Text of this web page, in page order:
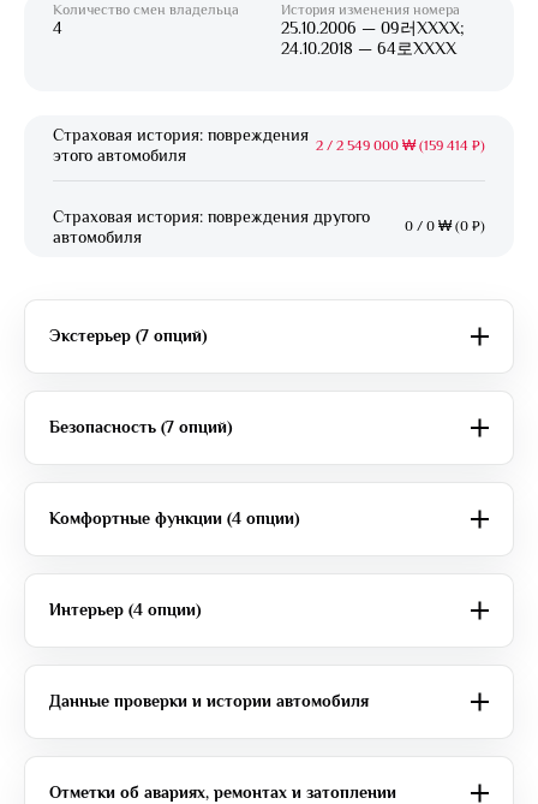
Количество смен владельца
4
История изменения номера
25.10.2006 — 09러XXXX;
24.10.2018 — 64로XXXX
Страховая история: повреждения
этого автомобиля
2 / 2 549 000 ₩ (159 414 ₽)
Страховая история: повреждения другого
автомобиля
0 / 0 ₩ (0 ₽)
Экстерьер (7 опций)
Безопасность (7 опций)
Комфортные функции (4 опции)
Интерьер (4 опции)
Данные проверки и истории автомобиля
Отметки об авариях, ремонтах и затоплении